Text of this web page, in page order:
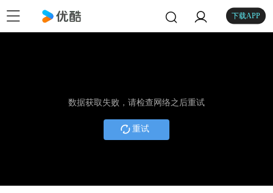
下载APP
数据获取失败，请检查网络之后重试
重试